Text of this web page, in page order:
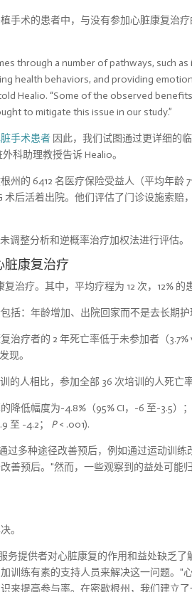
手术的患者中，与没有参加心脏康复治
手术患者 因此，我们试图通过更详细的
科助理教授告诉 Healio。
的 6412 名医疗保险受益人（平均年龄
术后活着出院。他们评估了门诊设施索
调整分析和逆概率治疗加权法进行评估。
脏康复治疗
治疗。其中，平均疗程为 12 次，12% 的
括：年龄增加、出院回家而不是去长期
疗者的 2 年死亡率低于未参加者（3.7%
现。
的人相比，参加全部 36 次培训的人死亡率
降低幅度为-4.8%（95% CI，-6 至-3.5）；
至 -4.2； P< .001).
过多种途径改善预后，例如通过运动训
善预后。"然而，一些观察到的益处可能
。
务提供者对心脏康复的作用和益处缺乏
训练有素的支持人员来解决这一问题。"
来提高参与率。在密歇根州，我们建立